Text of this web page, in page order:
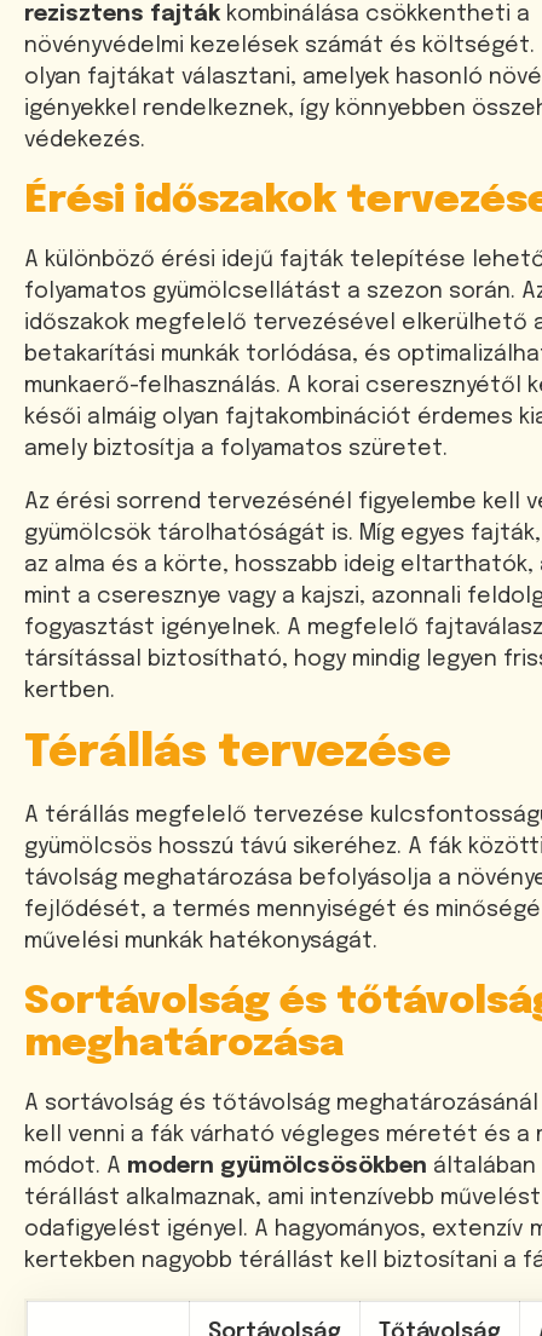
rezisztens fajták kombinálása csökkentheti a
növényvédelmi kezelések számát és költségét.
olyan fajtákat választani, amelyek hasonló
igényekkel rendelkeznek, így könnyebben
védekezés.
Érési időszakok
A különböző érési idejű fajták telepítése
folyamatos gyümölcsellátást a szezon során.
időszakok megfelelő tervezésével elkerülhető
betakarítási munkák torlódása, és
munkaerő-felhasználás. A korai cseresznyétől
késői almáig olyan fajtakombinációt érdemes
amely biztosítja a folyamatos szüretet.
Az érési sorrend tervezésénél figyelembe kell
gyümölcsök tárolhatóságát is. Míg egyes
az alma és a körte, hosszabb ideig eltarthatók,
mint a cseresznye vagy a kajszi, azonnali
fogyasztást igényelnek. A megfelelő
társítással biztosítható, hogy mindig legyen
kertben.
Térállás tervezése
A térállás megfelelő tervezése
gyümölcsös hosszú távú sikeréhez. A fák
távolság meghatározása befolyásolja a
fejlődését, a termés mennyiségét és
művelési munkák hatékonyságát.
Sortávolság és
meghatározása
A sortávolság és tőtávolság
kell venni a fák várható végleges méretét és a
módot. A modern gyümölcsösökben általában
térállást alkalmaznak, ami intenzívebb
odafigyelést igényel. A hagyományos, extenzív
kertekben nagyobb térállást kell biztosítani a